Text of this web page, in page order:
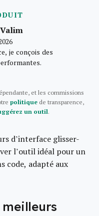
je conçois des
et les commissions
politique de transparence,
un outil.
d’interface glisser-
l’outil idéal pour un
code, adapté aux
meilleurs